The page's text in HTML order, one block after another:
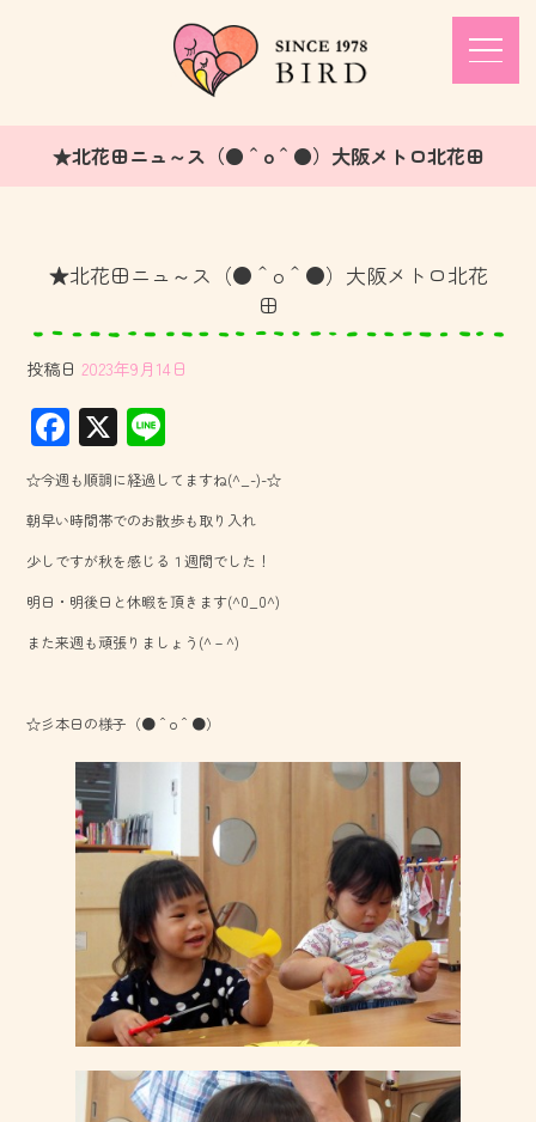
★北花田ニュ～ス（●＾o＾●）大阪メトロ北花田
★北花田ニュ～ス（●＾o＾●）大阪メトロ北花
田
投稿日 2023年9月14日
F
ac
e
b
o
ok
X
ne
☆今週も順調に経過してますね(^_-)-☆
朝早い時間帯でのお散歩も取り入れ
少しですが秋を感じる１週間でした！
明日・明後日と休暇を頂きます(^0_0^)
また来週も頑張りましょう(^－^)
☆彡本日の様子（●＾o＾●）